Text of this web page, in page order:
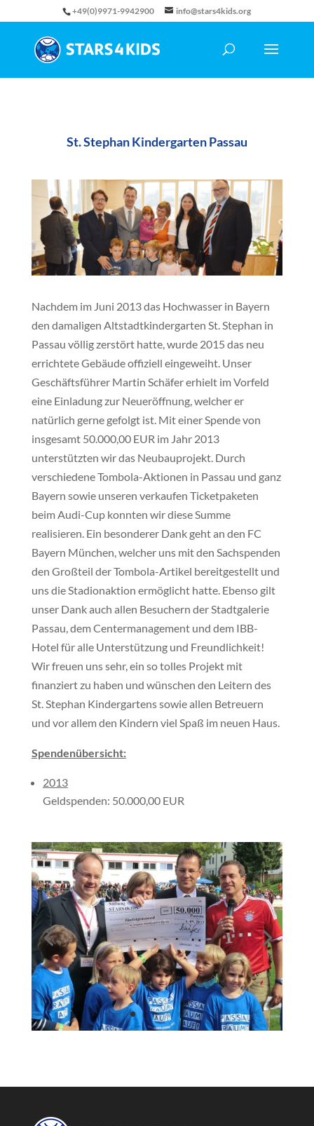
+49(0)9971-9942900 info@stars4kids.org
St. Stephan Kindergarten Passau
Nachdem im Juni 2013 das Hochwasser in Bayern
den damaligen Altstadtkindergarten St. Stephan in
Passau völlig zerstört hatte, wurde 2015 das neu
errichtete Gebäude offiziell eingeweiht. Unser
Geschäftsführer Martin Schäfer erhielt im Vorfeld
eine Einladung zur Neueröffnung, welcher er
natürlich gerne gefolgt ist. Mit einer Spende von
insgesamt 50.000,00 EUR im Jahr 2013
unterstützten wir das Neubauprojekt. Durch
verschiedene Tombola-Aktionen in Passau und ganz
Bayern sowie unseren verkaufen Ticketpaketen
beim Audi-Cup konnten wir diese Summe
realisieren. Ein besonderer Dank geht an den FC
Bayern München, welcher uns mit den Sachspenden
den Großteil der Tombola-Artikel bereitgestellt und
uns die Stadionaktion ermöglicht hatte. Ebenso gilt
unser Dank auch allen Besuchern der Stadtgalerie
Passau, dem Centermanagement und dem IBB-
Hotel für alle Unterstützung und Freundlichkeit!
Wir freuen uns sehr, ein so tolles Projekt mit
finanziert zu haben und wünschen den Leitern des
St. Stephan Kindergartens sowie allen Betreuern
und vor allem den Kindern viel Spaß im neuen Haus.
Spendenübersicht:
2013
Geldspenden: 50.000,00 EUR